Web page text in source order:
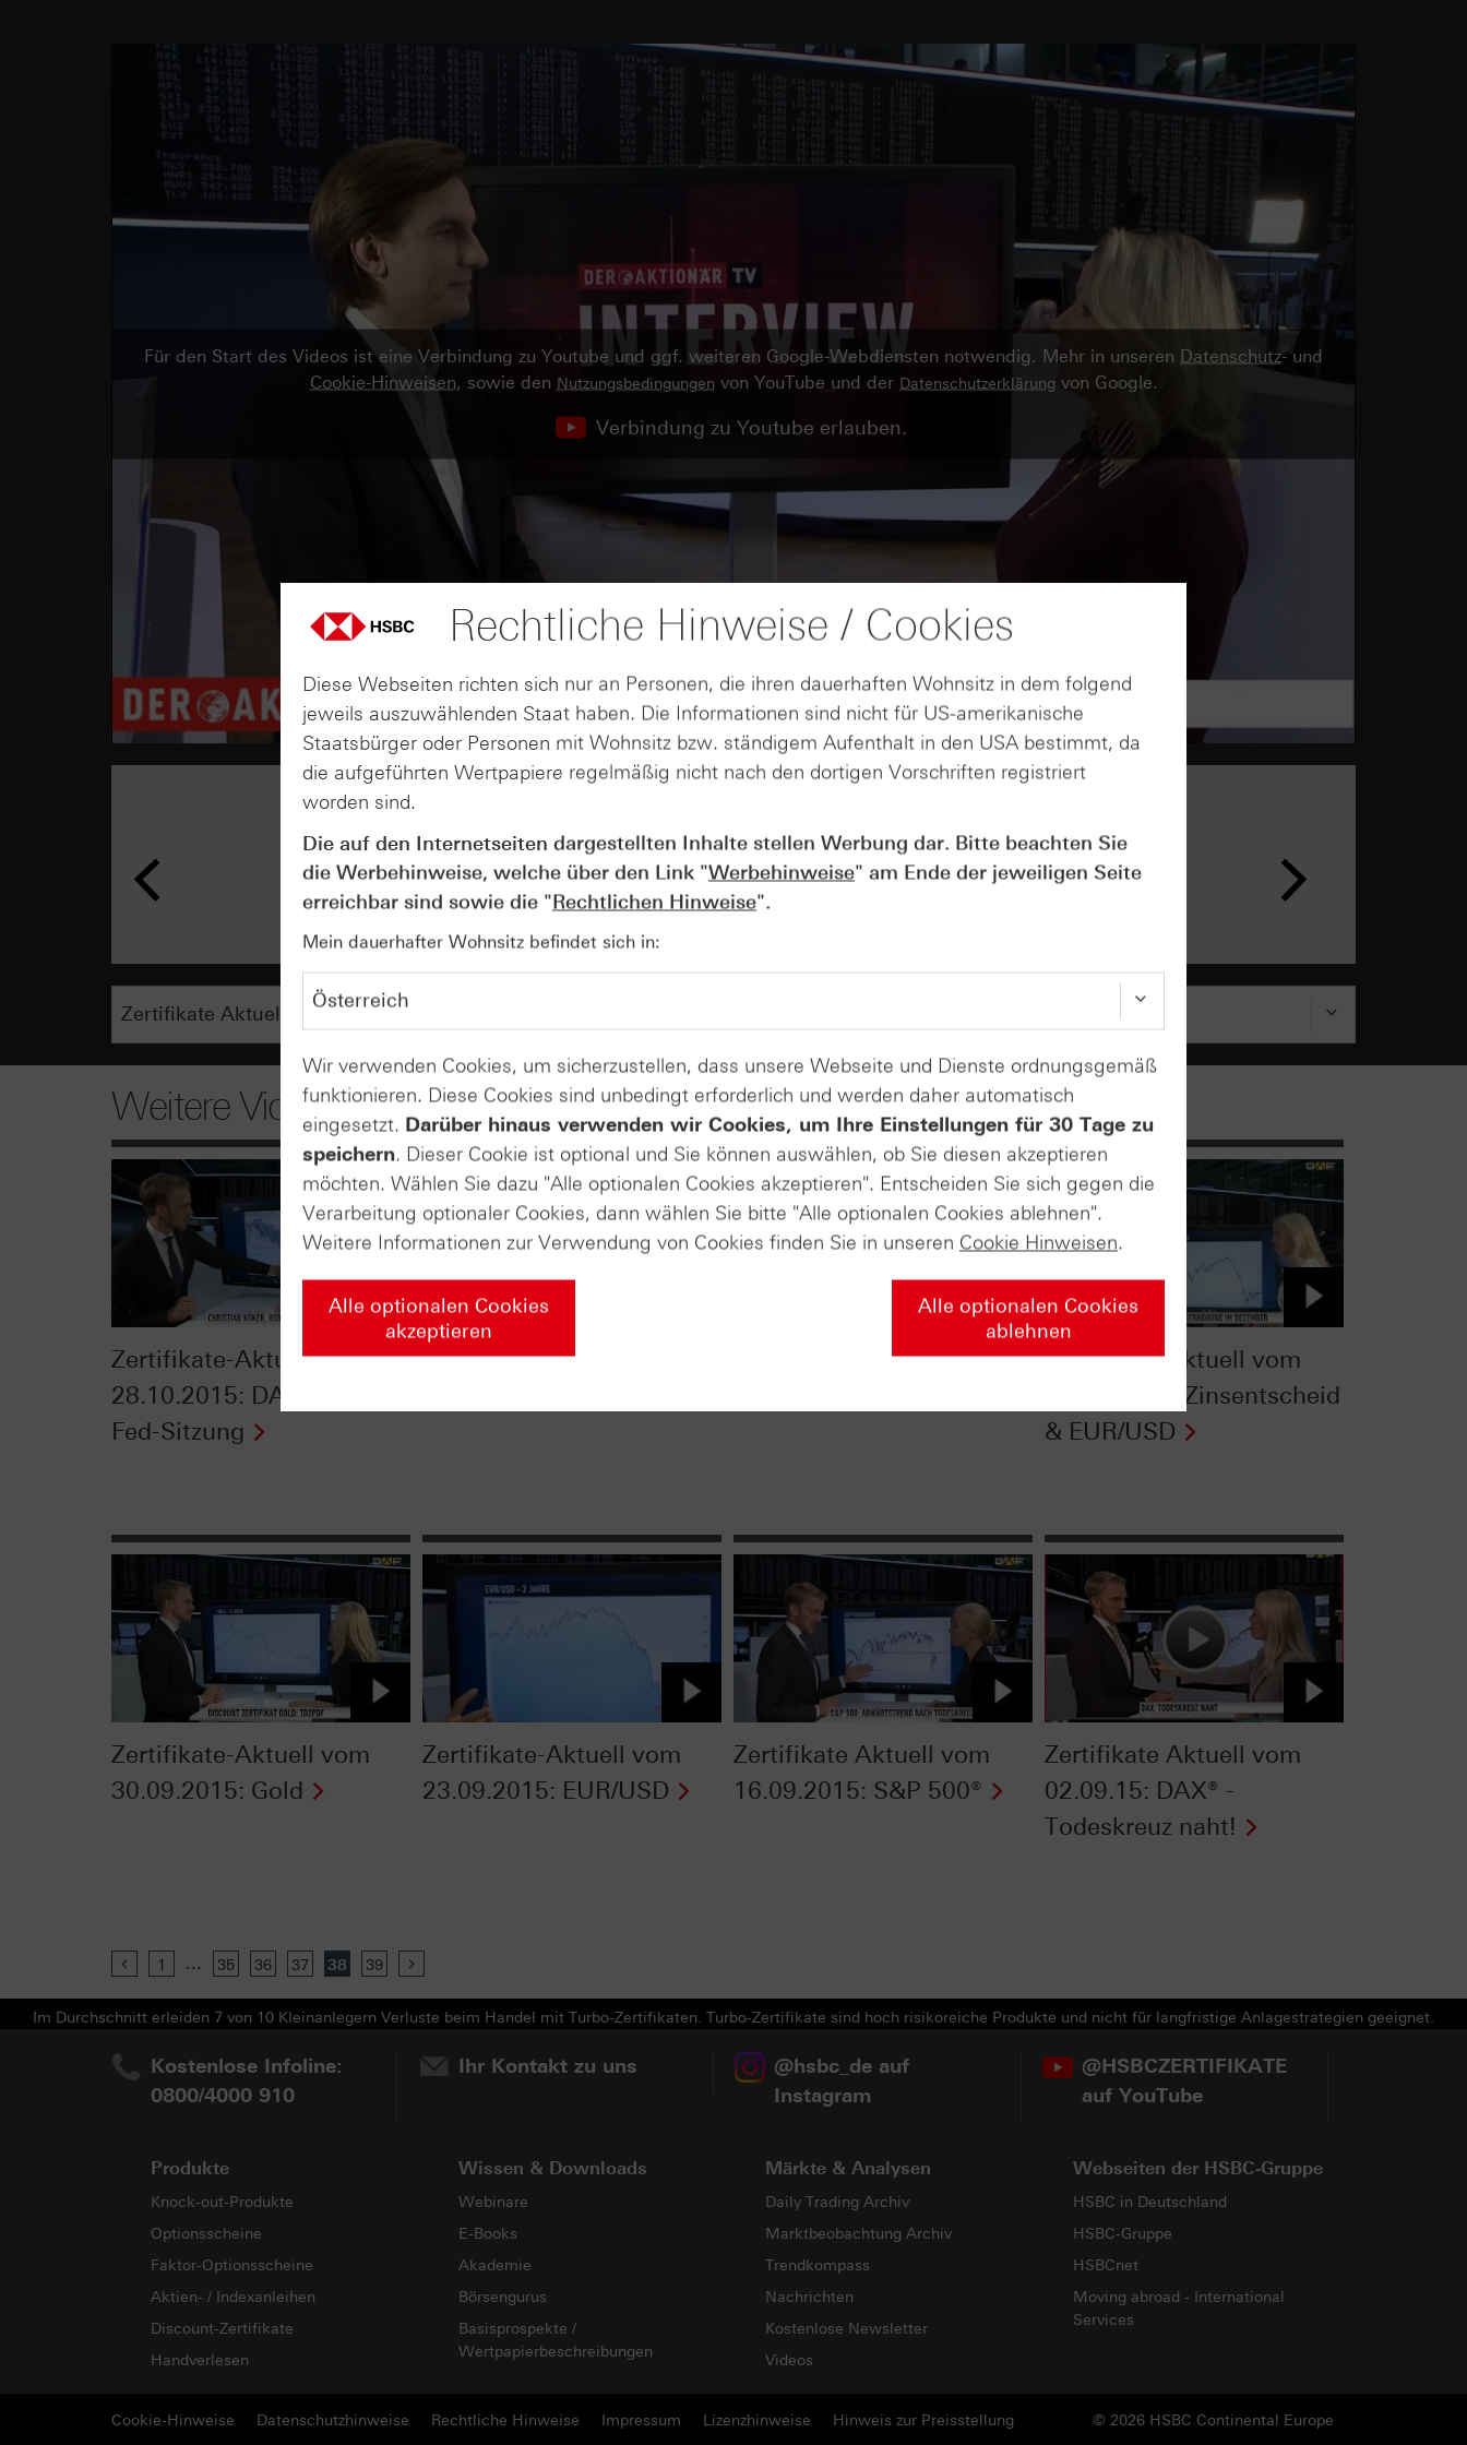
Für den Start des Videos ist eine Verbindung zu Youtube und ggf. weiteren Google-Webdiensten notwendig. Mehr in unseren Datenschutz- und
Cookie-Hinweisen, sowie den Nutzungsbedingungen von YouTube und der Datenschutzerklärung von Google.
Verbindung zu Youtube erlauben.
AUGUST
07
Wie lange bleibt der DAX® in
Rekordlaune? - ntv Zertifikate
07.08.26
Weitere Videos
Zertifikate-Aktuell vom
28.10.2015: DAX® vor
Fed-Sitzung
Zertifikat Aktuell vom
Zertifikate Aktuell vom
Zertifikate Aktuell vom
07.10.2015: Zinsentscheid
& EUR/USD
Zertifikate-Aktuell vom
30.09.2015: Gold
Zertifikate-Aktuell vom
23.09.2015: EUR/USD
Zertifikate Aktuell vom
16.09.2015: S&P 500®
Zertifikate Aktuell vom
02.09.15: DAX® -
Todeskreuz naht!
Previous
1 ... 35 36 37 38 39
Im Durchschnitt erleiden 7 von 10 Kleinanlegern Verluste beim Handel mit Turbo-Zertifikaten. Turbo-Zertifikate sind hoch risikoreiche Produkte und nicht für langfristige Anlagestrategien geeignet.
Kostenlose Infoline:
0800/4000 910
Ihr Kontakt zu uns
@hsbc_de auf
Instagram
@HSBCZERTIFIKATE
auf YouTube
Produkte
Knock-out-Produkte
Optionsscheine
Faktor-Optionsscheine
Aktien- / Indexanleihen
Discount-Zertifikate
Handverlesen
Wissen & Downloads
Webinare
E-Books
Akademie
Börsengurus
Basisprospekte /
Wertpapierbeschreibungen
Märkte & Analysen
Daily Trading Archiv
Marktbeobachtung Archiv
Trendkompass
Nachrichten
Kostenlose Newsletter
Videos
Webseiten der HSBC-Gruppe
HSBC in Deutschland
HSBC-Gruppe
HSBCnet
Moving abroad - International
Services
Cookie-Hinweise Datenschutzhinweise Rechtliche Hinweise Impressum Lizenzhinweise © 2026 HSBC Continental Europe
Hinweis zur Preisstellung
Rechtliche Hinweise / Cookies
Diese Webseiten richten sich nur an Personen, die ihren dauerhaften Wohnsitz in dem folgend
jeweils auszuwählenden Staat haben. Die Informationen sind nicht für US-amerikanische
Staatsbürger oder Personen mit Wohnsitz bzw. ständigem Aufenthalt in den USA bestimmt, da
die aufgeführten Wertpapiere regelmäßig nicht nach den dortigen Vorschriften registriert
worden sind.
Die auf den Internetseiten dargestellten Inhalte stellen Werbung dar. Bitte beachten Sie
die Werbehinweise, welche über den Link "Werbehinweise" am Ende der jeweiligen Seite
erreichbar sind sowie die "Rechtlichen Hinweise".
Mein dauerhafter Wohnsitz befindet sich in:
Wir verwenden Cookies, um sicherzustellen, dass unsere Webseite und Dienste ordnungsgemäß
funktionieren. Diese Cookies sind unbedingt erforderlich und werden daher automatisch
eingesetzt. Darüber hinaus verwenden wir Cookies, um Ihre Einstellungen für 30 Tage zu
speichern. Dieser Cookie ist optional und Sie können auswählen, ob Sie diesen akzeptieren
möchten. Wählen Sie dazu "Alle optionalen Cookies akzeptieren". Entscheiden Sie sich gegen die
Verarbeitung optionaler Cookies, dann wählen Sie bitte "Alle optionalen Cookies ablehnen".
Weitere Informationen zur Verwendung von Cookies finden Sie in unseren Cookie Hinweisen.
Alle optionalen Cookies
akzeptieren
Alle optionalen Cookies
ablehnen